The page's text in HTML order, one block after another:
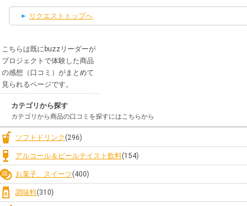
リクエストトップへ
こちらは既にbuzzリーダーが
プロジェクトで体験した商品
の感想（口コミ）がまとめて
見られるページです。
カテゴリから探す
カテゴリから商品の口コミを探すにはこちらから
ソフトドリンク (296)
アルコール＆ビールテイスト飲料(154)
お菓子、スイーツ(400)
調味料(310)